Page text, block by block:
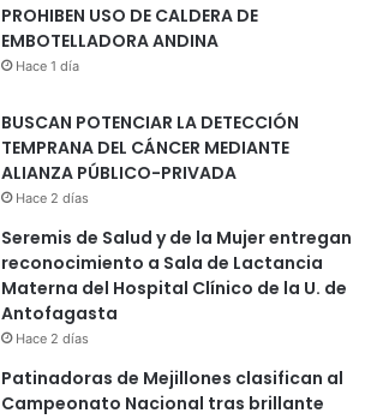
PROHIBEN USO DE CALDERA DE
EMBOTELLADORA ANDINA
Hace 1 día
BUSCAN POTENCIAR LA DETECCIÓN
TEMPRANA DEL CÁNCER MEDIANTE
ALIANZA PÚBLICO-PRIVADA
Hace 2 días
Seremis de Salud y de la Mujer entregan
reconocimiento a Sala de Lactancia
Materna del Hospital Clínico de la U. de
Antofagasta
Hace 2 días
Patinadoras de Mejillones clasifican al
Campeonato Nacional tras brillante